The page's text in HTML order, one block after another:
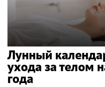
Лунный
ухода за телом
года